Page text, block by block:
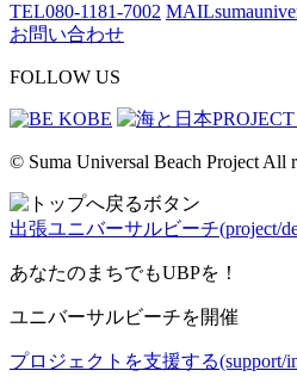
TEL080-1181-7002 MAIL
お問い合わせ
FOLLOW US
© Suma Universal Beach Project All
出張ユニバーサルビーチ(project/
あなたのまちでもUBPを！
ユニバーサルビーチを開催
プロジェクトを支援する(support/